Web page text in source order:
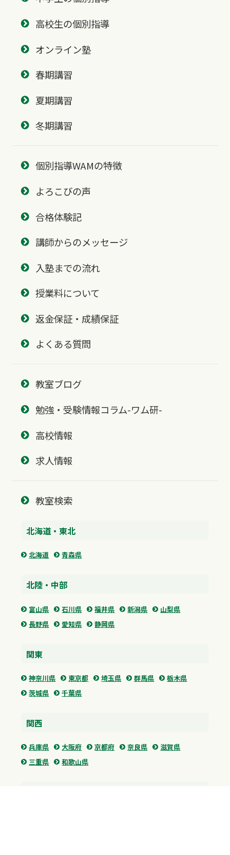
高校生の個別指導
オンライン塾
春期講習
夏期講習
冬期講習
個別指導WAMの特徴
よろこびの声
合格体験記
講師からのメッセージ
入塾までの流れ
授業料について
返金保証・成績保証
よくある質問
教室ブログ
勉強・受験情報コラム-ワム研-
高校情報
求人情報
教室検索
北海道・東北
北海道 青森県
北陸・中部
富山県 石川県 福井県 新潟県
山梨県
長野県
愛知県 静岡県
関東
神奈川県 東京都 埼玉県 群馬県
栃木県
茨城県
千葉県
関西
兵庫県 大阪府 京都府 奈良県
滋賀県
三重県
和歌山県